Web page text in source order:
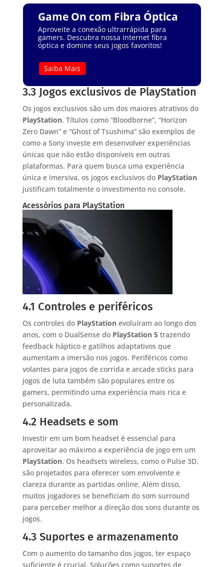
Game On com Fibra Óptica
Aproveite a conexão ultrarrápida para
gamers. Descubra nossa internet fibra
óptica e domine seus jogos favoritos!
Saiba Mais
3.3 Jogos exclusivos de PlayStation
Os jogos exclusivos são um dos maiores atrativos do
PlayStation. Títulos como “Bloodborne”, “Horizon
Zero Dawn” e “Ghost of Tsushima” são exemplos de
como a Sony investe em desenvolver experiências
únicas que não estão disponíveis em outras
plataformas. Para quem busca uma experiência
única e imersiva, os jogos exclusivos do PlayStation
justificam totalmente o investimento no console.
Acessórios para PlayStation
4.1 Controles e periféricos
Os controles do PlayStationevoluíram ao longo dos
anos, com o DualSense do PlayStation 5trazendo
feedback háptico e gatilhos adaptativos que
aumentam a imersão nos jogos. Periféricos como
volantes para jogos de corrida e arcade sticks para
jogos de luta também são populares entre os
gamers, permitindo uma experiência mais rica e
personalizada.
4.2 Headsets e som
Investir em um bom headset é essencial para
aproveitar ao máximo a experiência de jogo em um
PlayStation. Os headsets wireless, como o Pulse 3D,
são projetados para oferecer som envolvente e
clareza durante as partidas online. Além disso,
muitos jogadores se beneficiam do som surround
para perceber melhor a direção dos sons durante os
jogos.
4.3 Suportes e armazenamento
Com o aumento do tamanho dos jogos, ter espaço
suficiente é crucial. Soluções como suportes de